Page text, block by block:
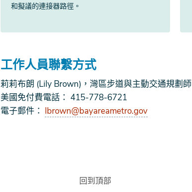
和擬議的連接器路徑。
工作人員聯繫方式
莉莉布朗 (Lily Brown)，灣區步道與主動交通規劃師
美國免付費電話： 415-778-6721
電子郵件： lbrown@bayareametro.gov
回到頂部